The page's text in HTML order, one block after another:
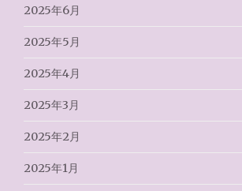
2025年6月
2025年5月
2025年4月
2025年3月
2025年2月
2025年1月